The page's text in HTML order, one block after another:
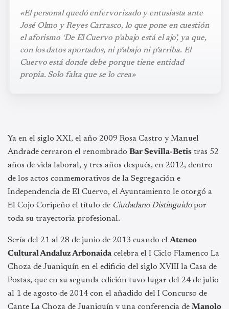
«El personal quedó enfervorizado y entusiasta ante
José Olmo y Reyes Carrasco, lo que pone en cuestión
el aforismo ‘De El Cuervo p’abajo está el ajo’, ya que,
con los datos aportados, ni p’abajo ni p’arriba. El
Cuervo está donde debe porque tiene entidad
propia. Solo falta que se lo crea»
Ya en el siglo XXI, el año 2009 Rosa Castro y Manuel
Andrade cerraron el renombrado Bar Sevilla-Betis tras 52
años de vida laboral, y tres años después, en 2012, dentro
de los actos conmemorativos de la Segregación e
Independencia de El Cuervo, el Ayuntamiento le otorgó a
El Cojo Coripeño el título de Ciudadano Distinguidopor
toda su trayectoria profesional.
Sería del 21 al 28 de junio de 2013 cuando el Ateneo
Cultural Andaluz Arbonaida celebra el I Ciclo Flamenco La
Choza de Juaniquín en el edificio del siglo XVIII la Casa de
Postas, que en su segunda edición tuvo lugar del 24 de julio
al 1 de agosto de 2014 con el añadido del I Concurso de
Cante La Choza de Juaniquín y una conferencia de Manolo